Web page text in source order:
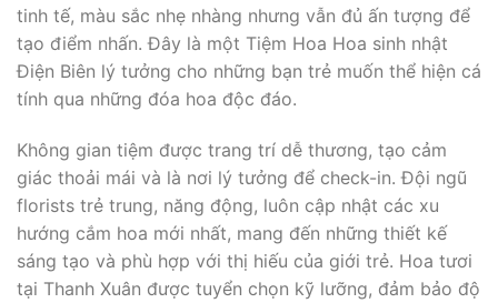
tinh tế, màu sắc nhẹ nhàng nhưng vẫn đủ ấn tượng để
tạo điểm nhấn. Đây là một Tiệm Hoa Hoa sinh nhật
Điện Biên lý tưởng cho những bạn trẻ muốn thể hiện cá
tính qua những đóa hoa độc đáo.
Không gian tiệm được trang trí dễ thương, tạo cảm
giác thoải mái và là nơi lý tưởng để check-in. Đội ngũ
florists trẻ trung, năng động, luôn cập nhật các xu
hướng cắm hoa mới nhất, mang đến những thiết kế
sáng tạo và phù hợp với thị hiếu của giới trẻ. Hoa tươi
tại Thanh Xuân được tuyển chọn kỹ lưỡng, đảm bảo độ